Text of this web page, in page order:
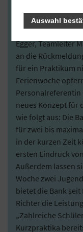
Deshalb stand es
schnellstmöglich
Egger, Teamleiter
an die
für ein Praktikum
Ferienwoche
Personalreferentin
neues Konzept für
wie folgt aus: Die
für zwei bis
in der kurzen Zeit
ersten Eindruck
Außerdem lassen
Woche zwei
bietet die Bank
Richter die
„Zahlreiche
Kurzpraktika
Auswahl